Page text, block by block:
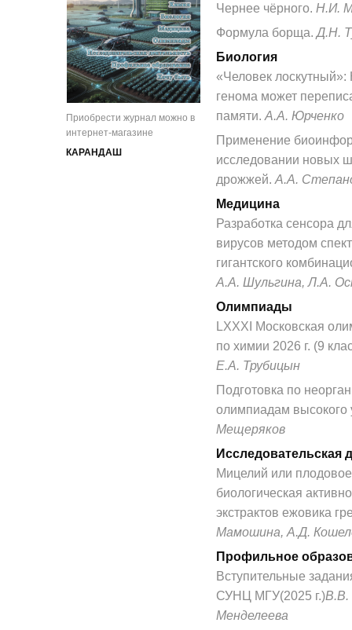
Приобрести журнал можно в
интернет-магазине
КАРАНДАШ
Чернее чёрного. Н.И.
Формула борща. Д.Н.
Биология
«Человек лоскутный»:
генома может
памяти. А.А. Юрченко
Применение
исследовании новых
дрожжей. А.А.
Медицина
Разработка сенсора
вирусов методом
гигантского
А.А. Шульгина, Л.А.
Олимпиады
LXXXI Московская
по химии 2026 г. (9
Е.А. Трубицын
Подготовка по
олимпиадам высокого
Мещеряков
Исследовательская
Мицелий или плодовое
биологическая
экстрактов ежовика
Мамошина, А.Д.
Профильное
Вступительные
СУНЦ МГУ(2025 г.)В.В.
Менделеева